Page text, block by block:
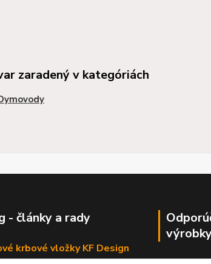
zaradený v kategóriách
- články a rady
krbové vložky KF Design